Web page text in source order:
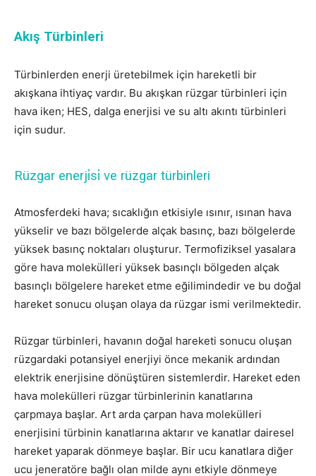
Akış Türbinleri
Türbinlerden enerji üretebilmek için hareketli bir
akışkana ihtiyaç vardır. Bu akışkan rüzgar türbinleri için
hava iken; HES, dalga enerjisi ve su altı akıntı türbinleri
için sudur.
Rüzgar enerji̇si̇ ve rüzgar türbinleri
Atmosferdeki hava; sıcaklığın etkisiyle ısınır, ısınan hava
yükselir ve bazı bölgelerde alçak basınç, bazı bölgelerde
yüksek basınç noktaları oluşturur. Termofiziksel yasalara
göre hava molekülleri yüksek basınçlı bölgeden alçak
basınçlı bölgelere hareket etme eğilimindedir ve bu doğal
hareket sonucu oluşan olaya da rüzgar ismi verilmektedir.
Rüzgar türbinleri, havanın doğal hareketi sonucu oluşan
rüzgardaki potansiyel enerjiyi önce mekanik ardından
elektrik enerjisine dönüştüren sistemlerdir. Hareket eden
hava molekülleri rüzgar türbinlerinin kanatlarına
çarpmaya başlar. Art arda çarpan hava molekülleri
enerjisini türbinin kanatlarına aktarır ve kanatlar dairesel
hareket yaparak dönmeye başlar. Bir ucu kanatlara diğer
ucu jeneratöre bağlı olan milde aynı etkiyle dönmeye